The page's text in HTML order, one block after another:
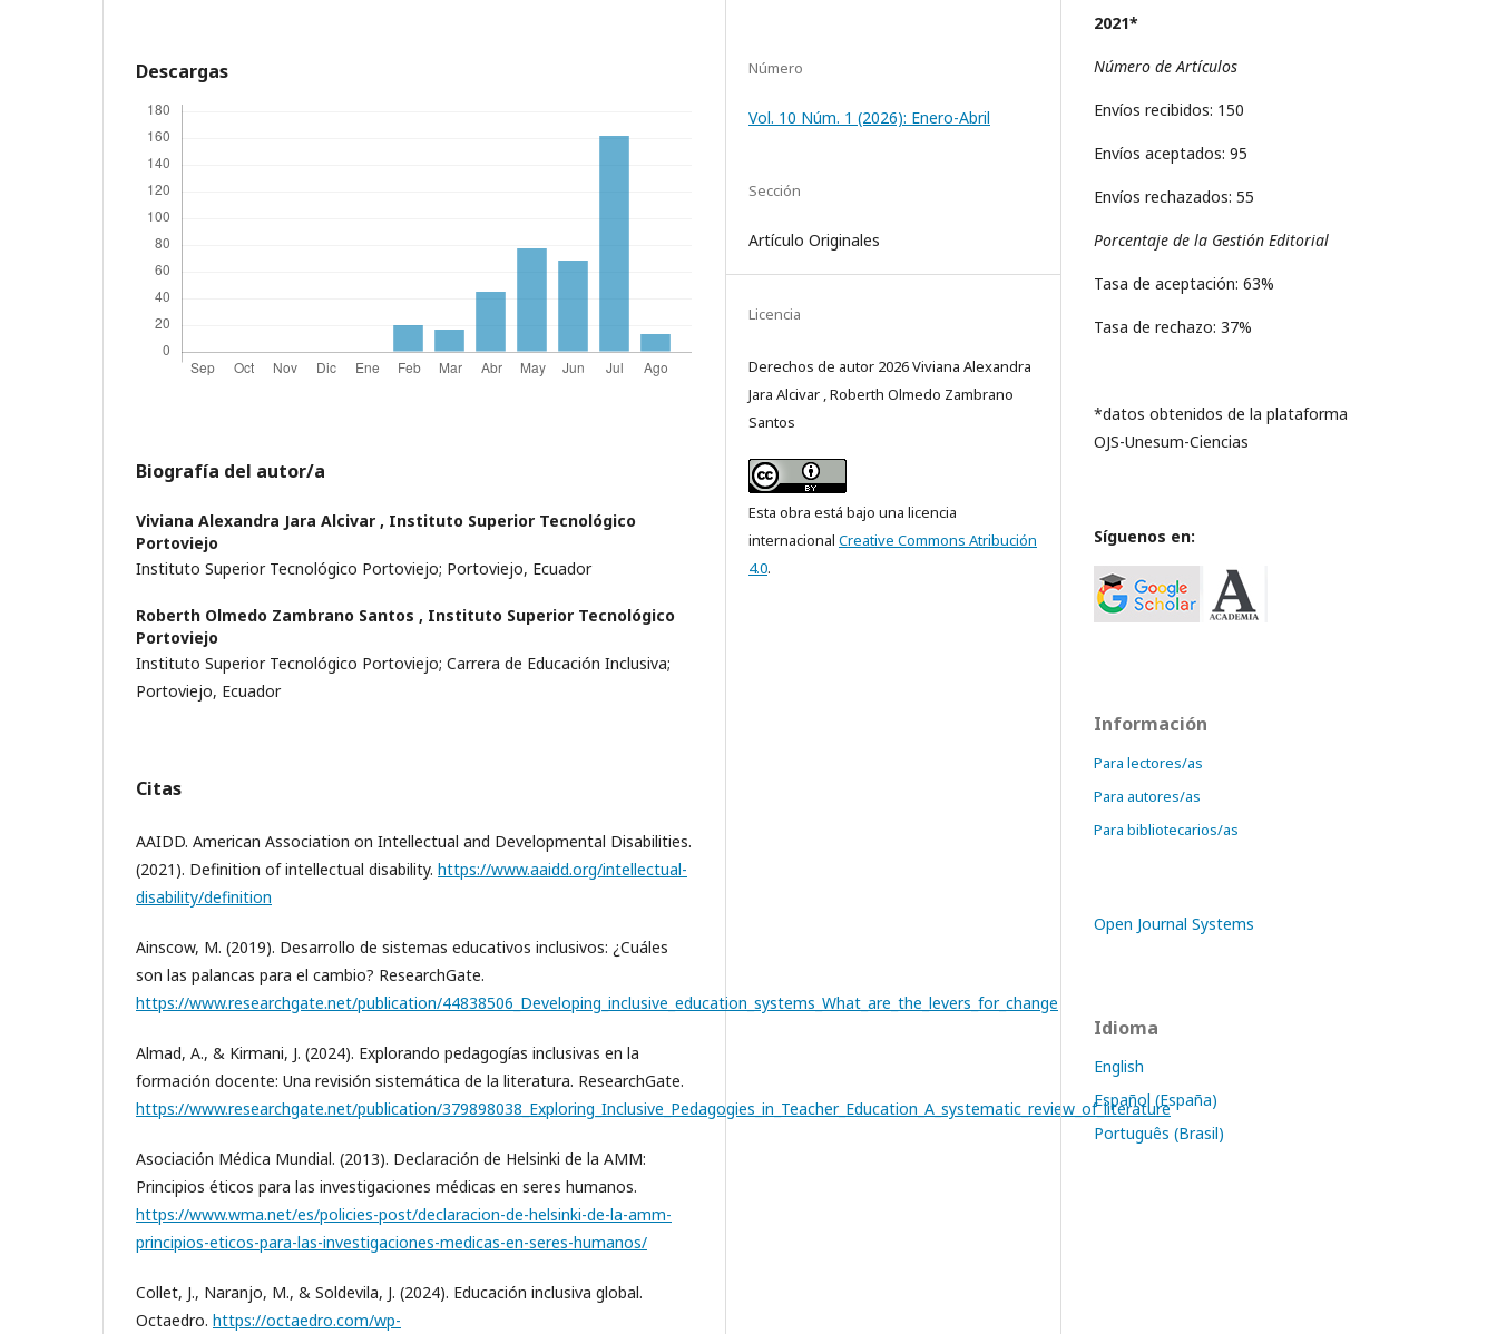
Descargas
Biografía del autor/a
Viviana Alexandra Jara Alcivar , Instituto Superior Tecnológico
Portoviejo
Instituto Superior Tecnológico Portoviejo; Portoviejo, Ecuador
Roberth Olmedo Zambrano Santos , Instituto Superior Tecnológico
Portoviejo
Instituto Superior Tecnológico Portoviejo; Carrera de Educación Inclusiva;
Portoviejo, Ecuador
Citas
AAIDD. American Association on Intellectual and Developmental Disabilities.
(2021). Definition of intellectual disability. https://www.aaidd.org/intellectual-
disability/definition
Ainscow, M. (2019). Desarrollo de sistemas educativos inclusivos: ¿Cuáles
son las palancas para el cambio? ResearchGate.
https://www.researchgate.net/publication/44838506_Developing_inclusive_education_systems_What_are_the_levers_for_change
Almad, A., & Kirmani, J. (2024). Explorando pedagogías inclusivas en la
formación docente: Una revisión sistemática de la literatura. ResearchGate.
https://www.researchgate.net/publication/379898038_Exploring_Inclusive_Pedagogies_in_Teacher_Education_A_systematic_review_of_literature
Asociación Médica Mundial. (2013). Declaración de Helsinki de la AMM:
Principios éticos para las investigaciones médicas en seres humanos.
https://www.wma.net/es/policies-post/declaracion-de-helsinki-de-la-amm-
principios-eticos-para-las-investigaciones-medicas-en-seres-humanos/
Collet, J., Naranjo, M., & Soldevila, J. (2024). Educación inclusiva global.
Octaedro. https://octaedro.com/wp-
Número
Vol. 10 Núm. 1 (2026): Enero-Abril
Sección
Artículo Originales
Licencia
Derechos de autor 2026 Viviana Alexandra
Jara Alcivar , Roberth Olmedo Zambrano
Santos
Esta obra está bajo una licencia
internacional Creative Commons Atribución
4.0.
2021*
Número de Artículos
Envíos recibidos: 150
Envíos aceptados: 95
Envíos rechazados: 55
Porcentaje de la Gestión Editorial
Tasa de aceptación: 63%
Tasa de rechazo: 37%
*datos obtenidos de la plataforma
OJS-Unesum-Ciencias
Síguenos en:
Información
Para lectores/as
Para autores/as
Para bibliotecarios/as
Open Journal Systems
Idioma
English
Español (España)
Português (Brasil)